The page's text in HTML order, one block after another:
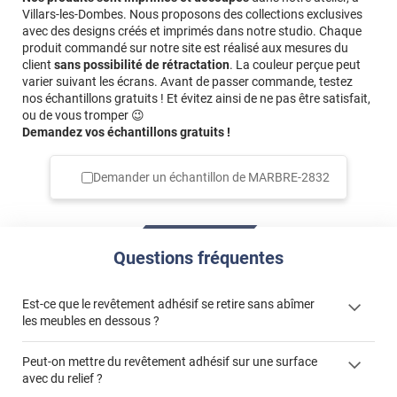
Villars-les-Dombes. Nous proposons des collections exclusives
avec des designs créés et imprimés dans notre studio. Chaque
produit commandé sur notre site est réalisé aux mesures du
client sans possibilité de rétractation. La couleur perçue peut
varier suivant les écrans. Avant de passer commande, testez
nos échantillons gratuits ! Et évitez ainsi de ne pas être satisfait,
ou de vous tromper 😉
Demandez vos échantillons gratuits !
Demander un échantillon de MARBRE-2832
Questions fréquentes
Est-ce que le revêtement adhésif se retire sans abîmer
les meubles en dessous ?
Peut-on mettre du revêtement adhésif sur une surface
avec du relief ?
*****Il y a 2276 jours
Produit de qualité incontestablement. Le motif "marbre "
est très réaliste . Très beau rendu . Un peu cher ,je trouve
... Mais bon . .
*****Il y a 1700 jours
Impossible de ne pas faire de bulle et de plies je suis
dégoûté je voudrais tellement tout recommencer